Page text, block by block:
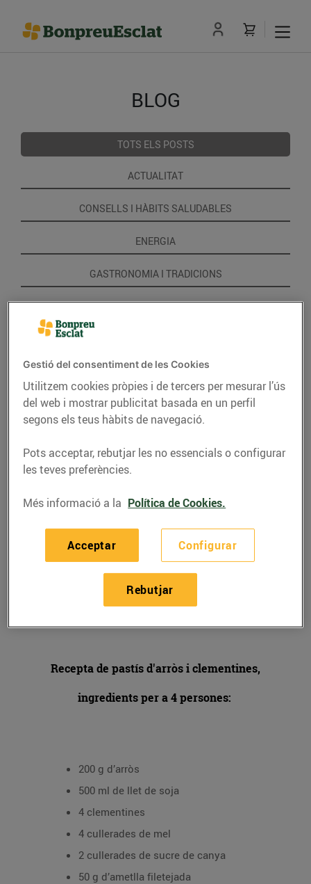
BLOG
TOTS ELS POSTS
ACTUALITAT
CONSELLS I HÀBITS SALUDABLES
ENERGIA
GASTRONOMIA I TRADICIONS
RECEPTES
RECEPTES
Recepta de pastís
d’arròs i clementines
Recepta de pastís d'arròs i clementines,
ingredients per a 4 persones:
200 g d’arròs
500 ml de llet de soja
4 clementines
4 cullerades de mel
2 cullerades de sucre de canya
50 g d’ametlla filetejada
Gestió del consentiment de les Cookies
Utilitzem cookies pròpies i de tercers per mesurar l’ús
del web i mostrar publicitat basada en un perfil
segons els teus hàbits de navegació.
Pots acceptar, rebutjar les no essencials o configurar
les teves preferències.
Més informació a la Política de Cookies.
Configurar
Rebutjar
Acceptar